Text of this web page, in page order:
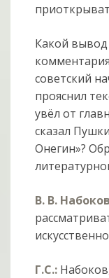
Какой
советский
прояснил
увёл от
сказал
Онегин»?
В. В.
Г.С.: